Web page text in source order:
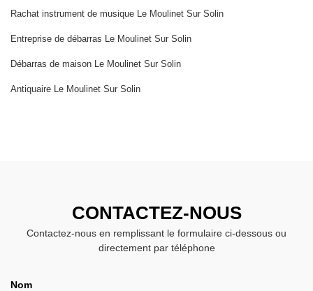
Rachat instrument de musique Le Moulinet Sur Solin
Entreprise de débarras Le Moulinet Sur Solin
Débarras de maison Le Moulinet Sur Solin
Antiquaire Le Moulinet Sur Solin
CONTACTEZ-NOUS
Contactez-nous en remplissant le formulaire ci-dessous ou
directement par téléphone
Nom